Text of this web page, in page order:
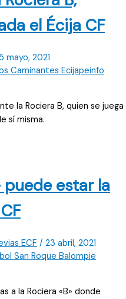
el Écija CF
mayo, 2021
la Rociera B, quien se juega
sí misma.
puede estar la
ECF / 23 abril, 2021
a la Rociera «B» donde